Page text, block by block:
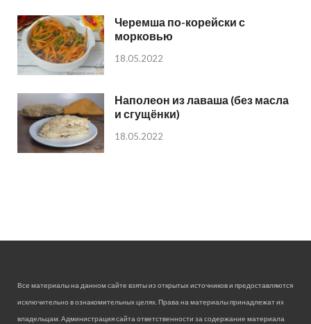
Черемша по-корейски с
морковью
18.05.2022
Наполеон из лаваша (без масла
и сгущёнки)
18.05.2022
Все материалы на данном сайте взяты из открытых источников и предоставляются
исключительно в ознакомительных целях. Права на материалы принадлежат их
владельцам. Администрация сайта ответственности за содержание материала